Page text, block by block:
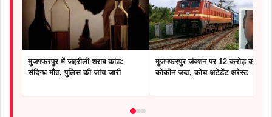
मुजफ्फरपुर में जहरीली शराब कांड:
संदिग्ध मौत, पुलिस की जांच जारी
मुजफ्फरपुर जंक्शन पर 12 करोड़ की
कोकीन जब्त, कोच अटेंडेंट अरेस्ट